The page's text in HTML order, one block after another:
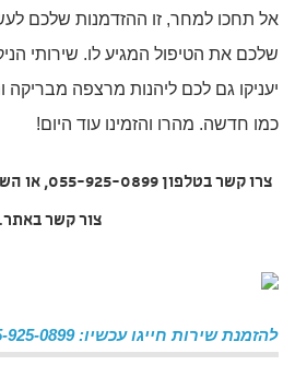
אל תחכו למחר, זו ההזדמנות שלכם
שלכם את הטיפול המגיע לו. שירותי
יעניקו גם לכם ליהנות מרצפה
כמו חדשה. מהרו והזמינו עוד היום!
צרו קשר
צור קשר באתר.
להזמנת שירות חייגו עכשיו: 055-925-0899